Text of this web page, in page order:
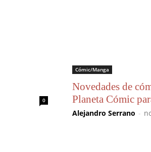
0
Cómic/Manga
Novedades de
Planeta Cómic
Alejandro Serrano -